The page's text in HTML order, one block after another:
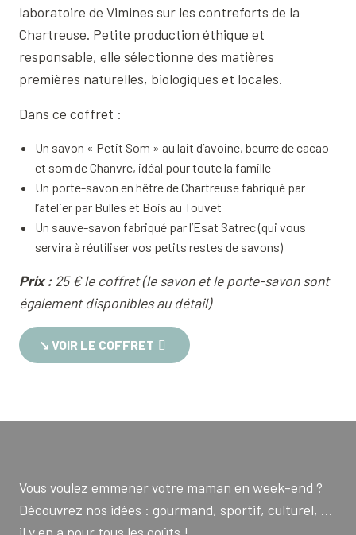
laboratoire de Vimines sur les contreforts de la
Chartreuse. Petite production éthique et
responsable, elle sélectionne des matières
premières naturelles, biologiques et locales.
Dans ce coffret :
Un savon « Petit Som » au lait d’avoine, beurre de cacao
et som de Chanvre, idéal pour toute la famille
Un porte-savon en hêtre de Chartreuse fabriqué par
l’atelier par Bulles et Bois au Touvet
Un sauve-savon fabriqué par l’Esat Satrec (qui vous
servira à réutiliser vos petits restes de savons)
Prix :25 € le coffret (le savon et le porte-savon sont
également disponibles au détail)
↘︎ VOIR LE COFFRET
Vous voulez emmener votre maman en week-end ?
Découvrez nos idées : gourmand, sportif, culturel, …
il y en a pour tous les goûts !